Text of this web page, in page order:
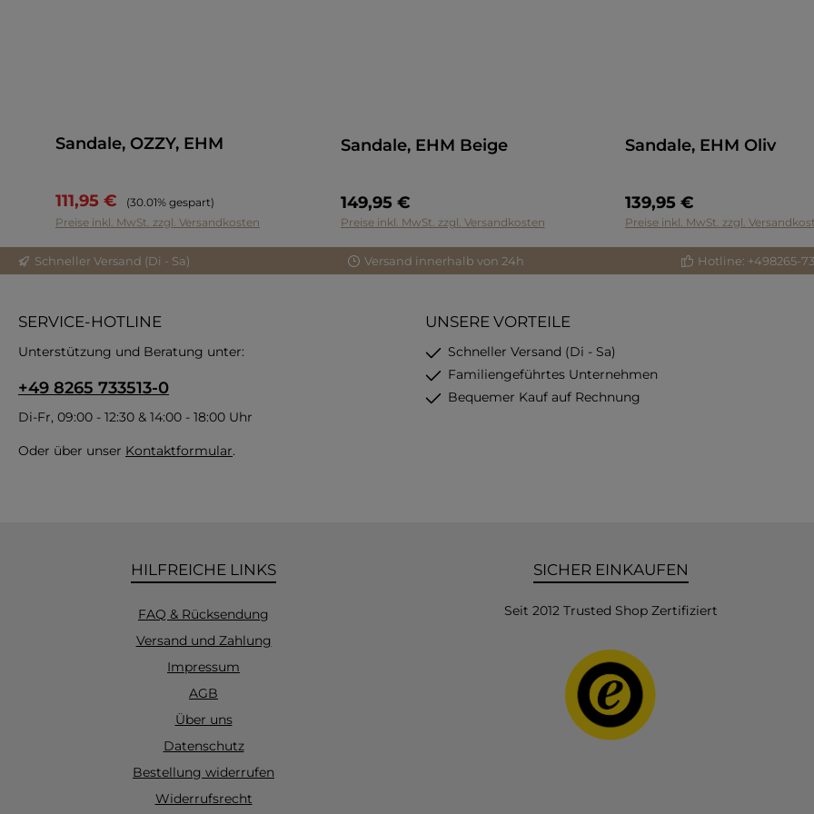
Sandale, OZZY, EHM
111,95 € Regulärer Preis:
(30.01% gespart)
Preise inkl. MwSt. zzgl. Versandkosten
Sandale, EHM Beige
149,95 €
Preise inkl. MwSt. zzgl. Versandkosten
Sandale, EHM Oliv
139,95 €
Preise inkl. MwSt. zzgl.
Schneller Versand (Di - Sa) Versand innerhalb von 24h Hotline: +498265-
SERVICE-HOTLINE
Unterstützung und Beratung unter:
+49 8265 733513-0
Di-Fr, 09:00 - 12:30 & 14:00 - 18:00 Uhr
Oder über unser Kontaktformular.
UNSERE VORTEILE
Schneller Versand (Di - Sa)
Familiengeführtes Unternehmen
Bequemer Kauf auf Rechnung
HILFREICHE LINKS
FAQ & Rücksendung
Versand und Zahlung
Impressum
AGB
Über uns
Datenschutz
Bestellung widerrufen
Widerrufsrecht
SICHER EINKAUFEN
Seit 2012 Trusted Shop Zertifiziert